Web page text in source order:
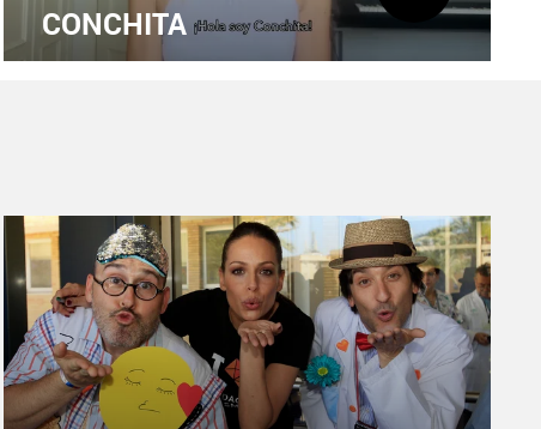
CONCHITA
13 DE MAYO
X Facebook